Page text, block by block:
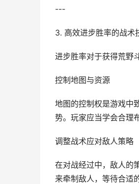
---
3. 高效进步胜率的战术
进步胜率对于获得荒野
控制地图与资源
地图的控制权是游戏中
势。玩家应当学会合理
调整战术应对敌人策略
在对战经过中，敌人的
来牵制敌人，等待合适